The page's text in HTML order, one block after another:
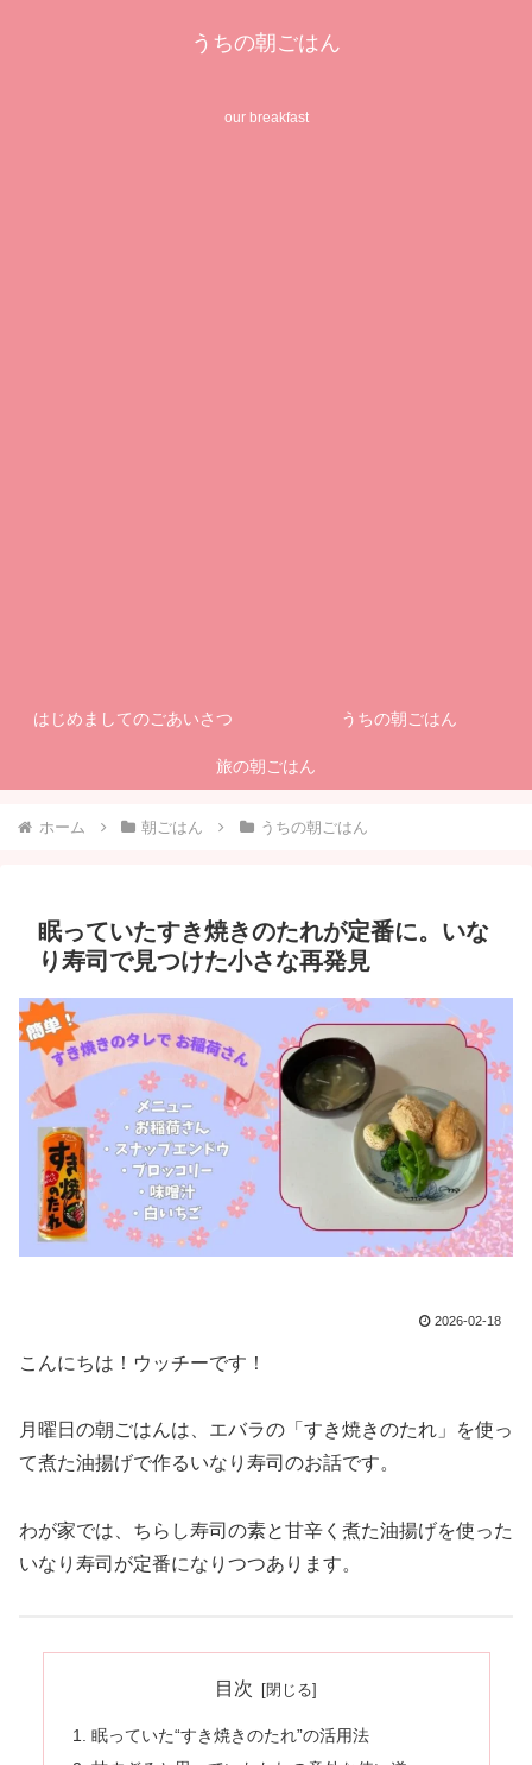
うちの朝ごはん
our breakfast
はじめましてのごあいさつ うちの朝ごはん
旅の朝ごはん
ホーム 朝ごはん うちの朝ごはん
眠っていたすき焼きのたれが定番に。いな
り寿司で見つけた小さな再発見
2026-02-18
こんにちは！ウッチーです！
月曜日の朝ごはんは、エバラの「すき焼きのたれ」を使っ
て煮た油揚げで作るいなり寿司のお話です。
わが家では、ちらし寿司の素と甘辛く煮た油揚げを使った
いなり寿司が定番になりつつあります。
目次
眠っていた“すき焼きのたれ”の活用法